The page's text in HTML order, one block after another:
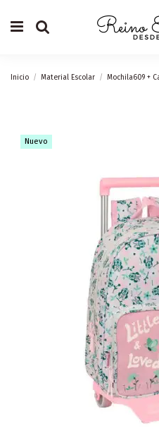
Inicio Material Escolar Mochila609 +
Nuevo